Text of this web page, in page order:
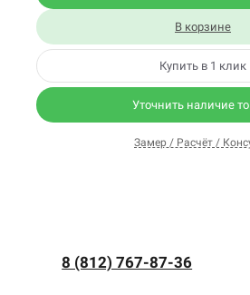
В корзине
Купить в 1 клик
Уточнить наличие
Замер / Расчёт /
8 (812) 767-87-36